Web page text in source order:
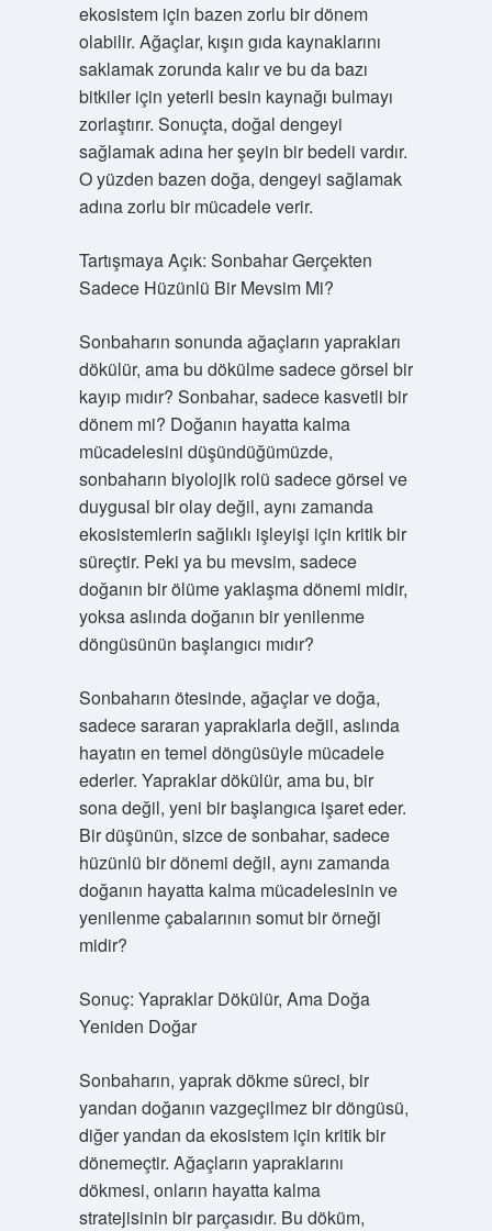
ekosistem için bazen zorlu bir dönem
olabilir. Ağaçlar, kışın gıda kaynaklarını
saklamak zorunda kalır ve bu da bazı
bitkiler için yeterli besin kaynağı bulmayı
zorlaştırır. Sonuçta, doğal dengeyi
sağlamak adına her şeyin bir bedeli vardır.
O yüzden bazen doğa, dengeyi sağlamak
adına zorlu bir mücadele verir.
Tartışmaya Açık: Sonbahar Gerçekten
Sadece Hüzünlü Bir Mevsim Mi?
Sonbaharın sonunda ağaçların yaprakları
dökülür, ama bu dökülme sadece görsel bir
kayıp mıdır? Sonbahar, sadece kasvetli bir
dönem mi? Doğanın hayatta kalma
mücadelesini düşündüğümüzde,
sonbaharın biyolojik rolü sadece görsel ve
duygusal bir olay değil, aynı zamanda
ekosistemlerin sağlıklı işleyişi için kritik bir
süreçtir. Peki ya bu mevsim, sadece
doğanın bir ölüme yaklaşma dönemi midir,
yoksa aslında doğanın bir yenilenme
döngüsünün başlangıcı mıdır?
Sonbaharın ötesinde, ağaçlar ve doğa,
sadece sararan yapraklarla değil, aslında
hayatın en temel döngüsüyle mücadele
ederler. Yapraklar dökülür, ama bu, bir
sona değil, yeni bir başlangıca işaret eder.
Bir düşünün, sizce de sonbahar, sadece
hüzünlü bir dönemi değil, aynı zamanda
doğanın hayatta kalma mücadelesinin ve
yenilenme çabalarının somut bir örneği
midir?
Sonuç: Yapraklar Dökülür, Ama Doğa
Yeniden Doğar
Sonbaharın, yaprak dökme süreci, bir
yandan doğanın vazgeçilmez bir döngüsü,
diğer yandan da ekosistem için kritik bir
dönemeçtir. Ağaçların yapraklarını
dökmesi, onların hayatta kalma
stratejisinin bir parçasıdır. Bu döküm,